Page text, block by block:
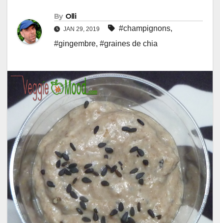
By Olli
JAN 29, 2019 #champignons,
#gingembre, #graines de chia